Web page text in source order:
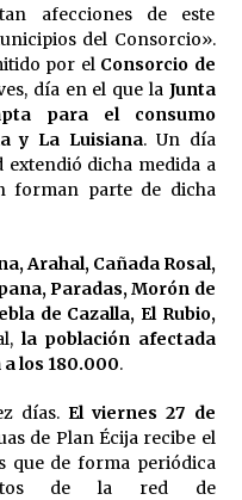
esquiva su liquidación al
seis millones de euros a la
de flamenca?
y batas de cola
de Sevilla se
desaparezca el riesgo de
Amigo Vallejo
afecciones de este
del Consorcio».
por el Consorcio de
día en el que la Junta
para el consumo
y La Luisiana. Un día
extendió dicha medida a
forman parte de dicha
Arahal, Cañada Rosal,
Paradas, Morón de
de Cazalla, El Rubio,
la población afectada
los 180.000.
días.El viernes 27 de
de Plan Écija recibe el
que de forma periódica
de la red de